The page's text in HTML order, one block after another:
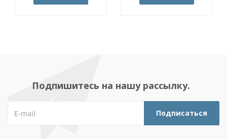
Подпишитесь на нашу рассылку.